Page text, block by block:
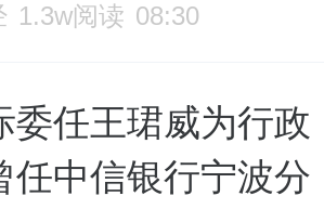
1.3w阅读 08:30
委任王珺威为行政
任中信银行宁波分